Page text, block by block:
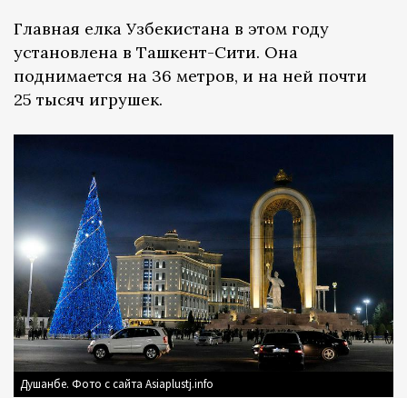
Главная елка Узбекистана в этом году
установлена в Ташкент-Сити. Она
поднимается на 36 метров, и на ней почти
25 тысяч игрушек.
Душанбе. Фото с сайта Asiaplustj.info